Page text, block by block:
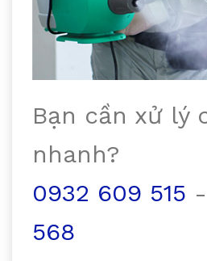
Bạn cần xử lý
nhanh?
0932 609 515 -
568